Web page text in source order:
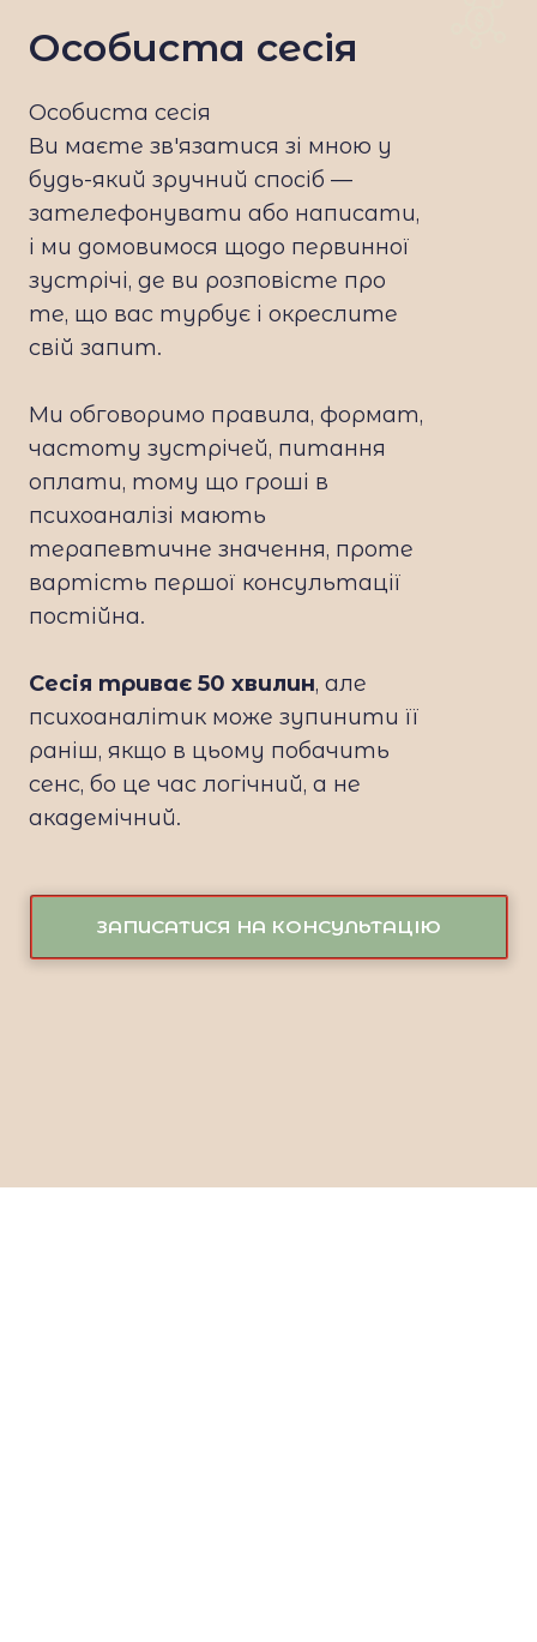
Особиста сесія
Особиста сесія
Ви маєте зв'язатися зі мною у
будь-який зручний спосіб —
зателефонувати або написати,
і ми домовимося щодо первинної
зустрічі, де ви розповісте про
те, що вас турбує і окреслите
свій запит.
Ми обговоримо правила, формат,
частоту зустрічей, питання
оплати, тому що гроші в
психоаналізі мають
терапевтичне значення, проте
вартість першої консультації
постійна.
Сесія триває 50 хвилин, але
психоаналітик може зупинити її
раніш, якщо в цьому побачить
сенс, бо це час логічний, а не
академічний.
ЗАПИСАТИСЯ НА КОНСУЛЬТАЦІЮ